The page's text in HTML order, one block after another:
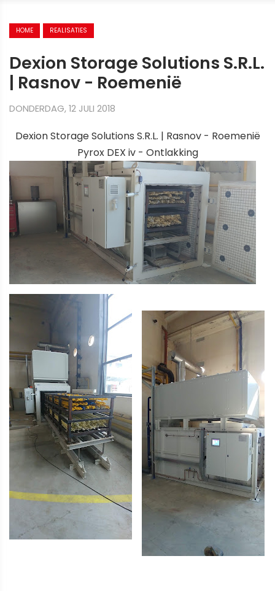
HOME REALISATIES
Dexion Storage Solutions S.R.L.
| Rasnov - Roemenië
DONDERDAG, 12 JULI 2018
Dexion Storage Solutions S.R.L. | Rasnov - Roemenië
Pyrox DEX iv - Ontlakking